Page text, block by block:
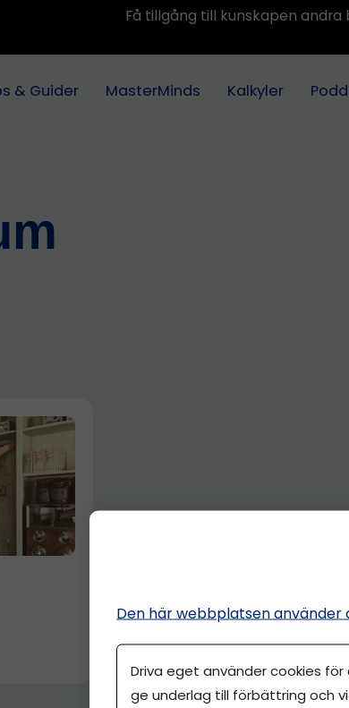
Få tillgång till kunskapen
& Guider MasterMinds Kalkyler
Den här webbplatsen använder
Driva eget använder cookies
ge underlag till förbättring och